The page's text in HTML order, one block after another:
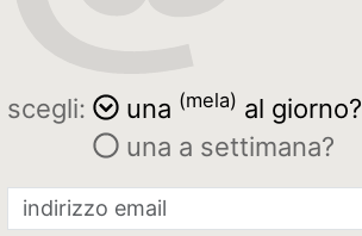
scegli: una (mela) al giorno?
una a settimana?